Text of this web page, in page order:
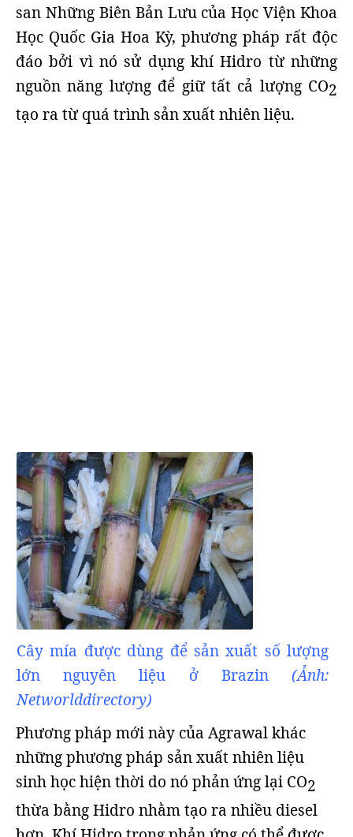
san Những Biên Bản Lưu của Học Viện Khoa
Học Quốc Gia Hoa Kỳ, phương pháp rất độc
đáo bởi vì nó sử dụng khí Hidro từ những
nguồn năng lượng để giữ tất cả lượng CO2
tạo ra từ quá trình sản xuất nhiên liệu.
Cây mía được dùng để sản xuất số lượng
lớn nguyên liệu ở Brazin (Ảnh:
Networlddirectory)
Phương pháp mới này của Agrawal khác
những phương pháp sản xuất nhiên liệu
sinh học hiện thời do nó phản ứng lại CO2
thừa bằng Hidro nhằm tạo ra nhiều diesel